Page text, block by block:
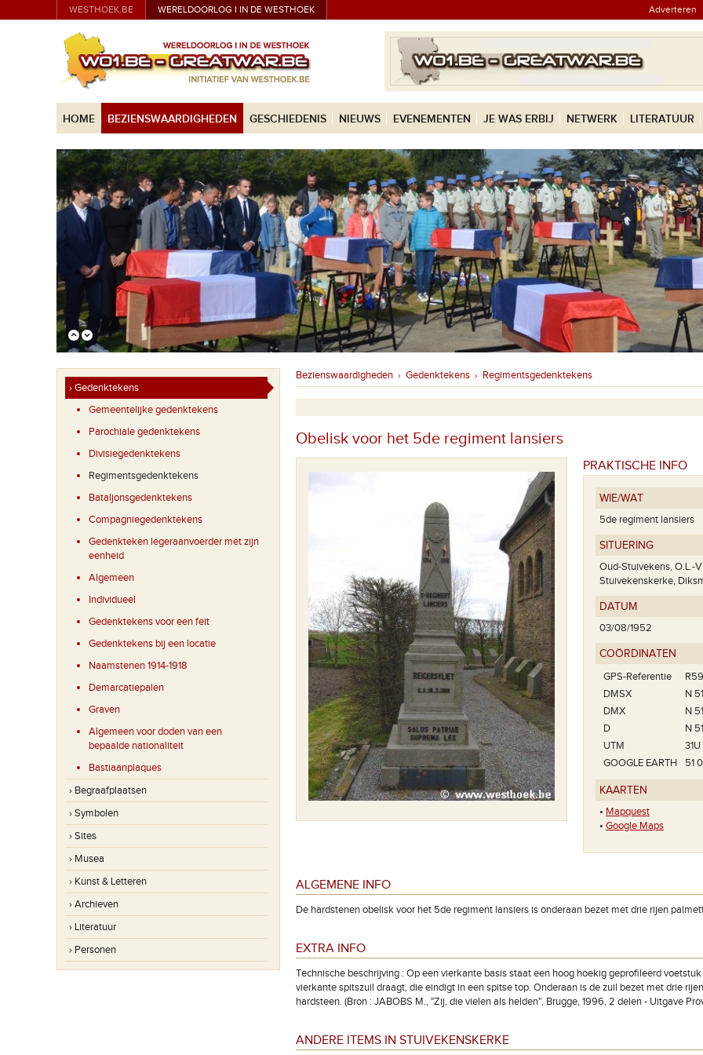
WESTHOEK.BE WERELDOORLOG I IN DE WESTHOEK Adverteren
HOME BEZIENSWAARDIGHEDEN GESCHIEDENIS NIEUWS EVENEMENTEN JE WAS ERBIJ NETWERK LITERATUUR
› Gedenktekens
Gemeentelijke gedenktekens
Parochiale gedenktekens
Divisiegedenktekens
Regimentsgedenktekens
Bataljonsgedenktekens
Compagniegedenktekens
Gedenkteken legeraanvoerder met zijn
eenheid
Algemeen
Individueel
Gedenktekens voor een feit
Gedenktekens bij een locatie
Naamstenen 1914-1918
Demarcatiepalen
Graven
Algemeen voor doden van een
bepaalde nationaliteit
Bastiaanplaques
› Begraafplaatsen
› Symbolen
› Sites
› Musea
› Kunst & Letteren
› Archieven
› Literatuur
› Personen
Bezienswaardigheden › Gedenktekens › Regimentsgedenktekens
Obelisk voor het 5de regiment lansiers
PRAKTISCHE INFO
WIE/WAT
5de regiment lansiers
SITUERING
Oud-Stuivekens, O.L.-
Stuivekenskerke,
DATUM
03/08/1952
COÖRDINATEN
GPS-Referentie
DMSX
N
DMX
N
D
N
UTM
GOOGLE EARTH
51
KAARTEN
• Mapquest
• Google Maps
ALGEMENE INFO
De hardstenen obelisk voor het 5de regiment lansiers is onderaan bezet met drie rijen
EXTRA INFO
Technische beschrijving : Op een vierkante basis staat een hoog hoekig geprofileerd
vierkante spitszuil draagt, die eindigt in een spitse top. Onderaan is de zuil bezet met drie
hardsteen. (Bron : JABOBS M., "Zij, die vielen als helden", Brugge, 1996, 2 delen - Uitgave
ANDERE ITEMS IN STUIVEKENSKERKE